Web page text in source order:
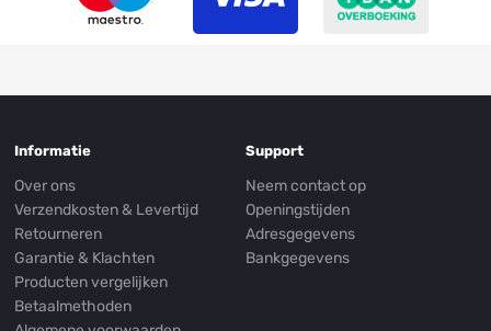
Informatie
Over ons
Verzendkosten & Levertijd
Retourneren
Garantie & Klachten
Producten vergelijken
Betaalmethoden
Support
Neem contact op
Openingstijden
Adresgegevens
Bankgegevens